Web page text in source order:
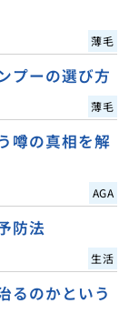
薄毛
プーの選び方
薄毛
噂の真相を解
AGA
防法
生活
るのかという